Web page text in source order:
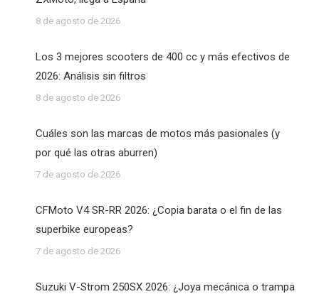
8 de agosto de 2026
Los 3 mejores scooters de 400 cc y más efectivos de
2026: Análisis sin filtros
8 de agosto de 2026
Cuáles son las marcas de motos más pasionales (y
por qué las otras aburren)
7 de agosto de 2026
CFMoto V4 SR-RR 2026: ¿Copia barata o el fin de las
superbike europeas?
7 de agosto de 2026
Suzuki V-Strom 250SX 2026: ¿Joya mecánica o trampa